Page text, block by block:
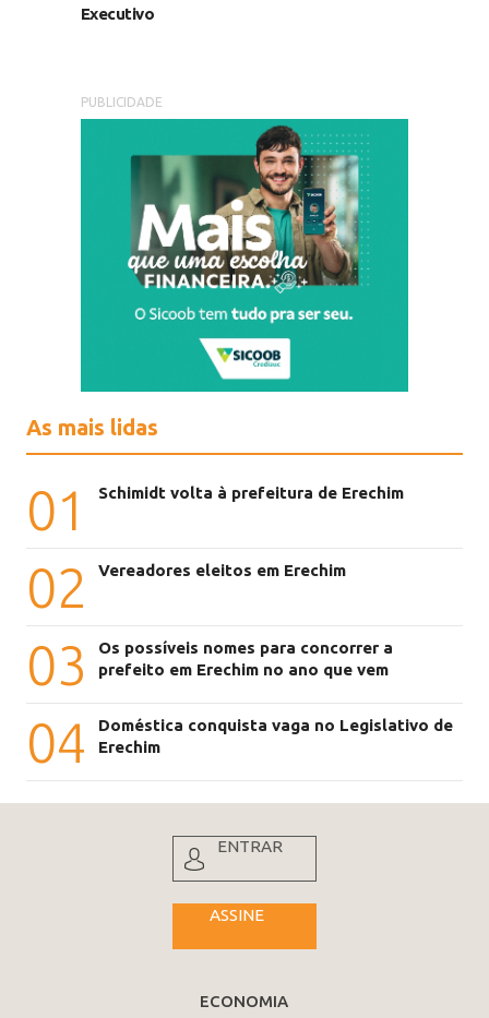
Executivo
PUBLICIDADE
As mais lidas
01 Schimidt volta à prefeitura de Erechim
02 Vereadores eleitos em Erechim
03
Os possíveis nomes para concorrer a
prefeito em Erechim no ano que vem
04
Doméstica conquista vaga no Legislativo de
Erechim
ENTRAR
ASSINE
ECONOMIA